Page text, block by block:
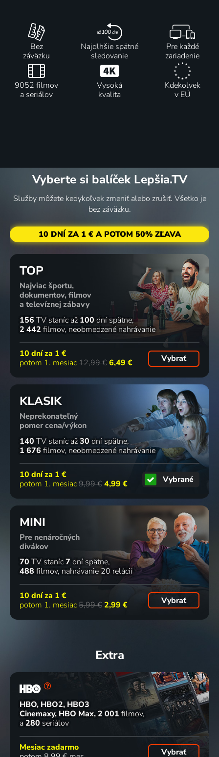
Bez
záväzku
Najdlhšie spätné
sledovanie
Pre každé
zariadenie
9052 filmov
a seriálov
Vysoká
kvalita
Kdekoľvek
v EÚ
Vyberte si balíček Lepšia.TV
Služby môžete kedykoľvek zmeniť alebo zrušiť. Všetko je
bez záväzku.
10 DNÍ ZA 1 € A POTOM 50% ZĽAVA
TOP
Najviac športu,
dokumentov, filmov
a televíznej zábavy
156 TV staníc až 100 dní spätne
2 442 filmov neobmedzené nahrávanie
10 dní za 1 €
potom 1. mesiac12,99 €6,49 € Vybrať
KLASIK
Neprekonateľný
pomer cena/výkon
140 TV staníc až30 dní spätne
1 676 filmov neobmedzené nahrávanie
10 dní za 1 €
potom 1. mesiac9,99 €4,99 € Vybrané
MINI
Pre nenáročných
divákov
70 TV staníc7 dní spätne
488 filmov nahrávanie 20 relácií
10 dní za 1 €
potom 1. mesiac5,99 € 2,99 € Vybrať
Extra
HBO, HBO2, HBO3
Cinemaxy, HBO Max 2 001 filmov
a 280 seriálov
Mesiac zadarmo
Vybrať